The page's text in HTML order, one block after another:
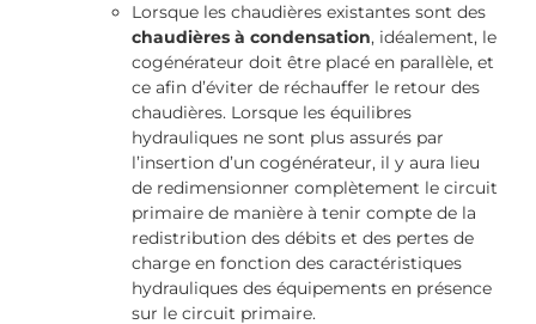
Lorsque les chaudières existantes sont des
chaudières à condensation, idéalement, le
cogénérateur doit être placé en parallèle, et
ce afin d’éviter de réchauffer le retour des
chaudières. Lorsque les équilibres
hydrauliques ne sont plus assurés par
l’insertion d’un cogénérateur, il y aura lieu
de redimensionner complètement le circuit
primaire de manière à tenir compte de la
redistribution des débits et des pertes de
charge en fonction des caractéristiques
hydrauliques des équipements en présence
sur le circuit primaire.